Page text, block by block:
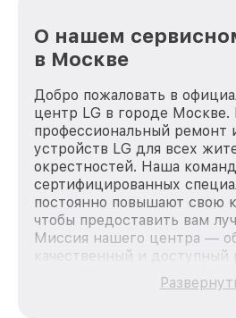
О нашем
в Москве
Добро пожаловать в
центр LG в городе
профессиональный ремонт
устройств LG для всех
окрестностей. Наша
сертифицированных
постоянно повышают свою
чтобы предоставить вам
Миссия нашего центра —
качественный и доступный
каждого пользователя
зависимости от сложности